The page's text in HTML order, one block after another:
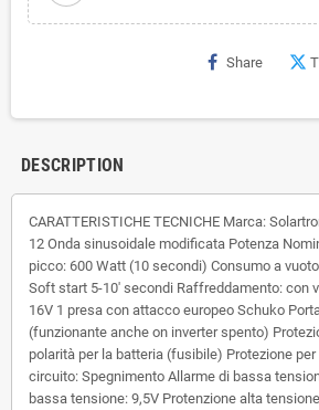
Share
DESCRIPTION
CARATTERISTICHE TECNICHE Marca:
12 Onda sinusoidale modificata Potenza
picco: 600 Watt (10 secondi) Consumo a
Soft start 5-10' secondi Raffreddamento: con
16V 1 presa con attacco europeo Schuko
(funzionante anche on inverter spento)
polarità per la batteria (fusibile) Protezione
circuito: Spegnimento Allarme di bassa
bassa tensione: 9,5V Protenzione alta